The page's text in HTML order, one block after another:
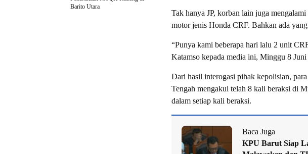
Tak hanya JP, korban lain juga
motor jenis Honda CRF. Bahkan ada
“Punya kami beberapa hari lalu 2 unit
Katamso kepada media ini, Minggu 8 Juni
Dari hasil interogasi pihak kepolisian,
Tengah mengakui telah 8 kali beraksi di
dalam setiap kali beraksi.
Baca Juga
KPU Barut Siap
Barito Utara